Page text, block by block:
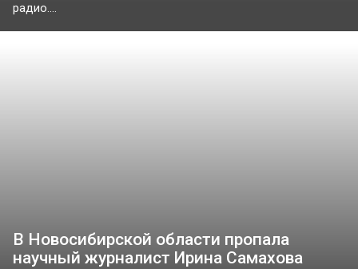
радио....
В Новосибирской области пропала
научный журналист Ирина Самахова